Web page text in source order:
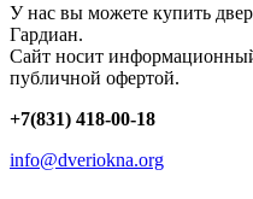
У нас вы можете купить
Гардиан.
Сайт носит информационный
публичной офертой.
+7(831) 418-00-18
info@dveriokna.org